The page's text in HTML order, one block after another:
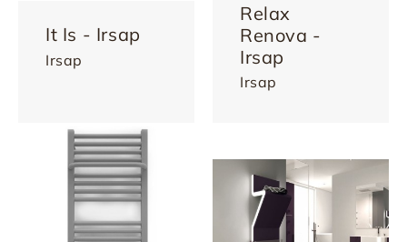
It Is - Irsap
Irsap
Relax
Renova -
Irsap
Irsap